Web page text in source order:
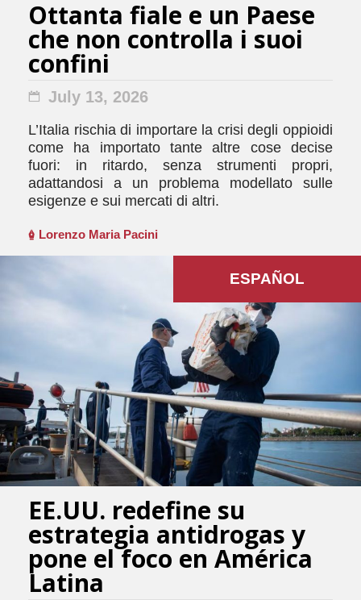
Ottanta fiale e un Paese
che non controlla i suoi
confini
July 13, 2026
L’Italia rischia di importare la crisi degli oppioidi
come ha importato tante altre cose decise
fuori: in ritardo, senza strumenti propri,
adattandosi a un problema modellato sulle
esigenze e sui mercati di altri.
Lorenzo Maria Pacini
ESPAÑOL
EE.UU. redefine su
estrategia antidrogas y
pone el foco en América
Latina